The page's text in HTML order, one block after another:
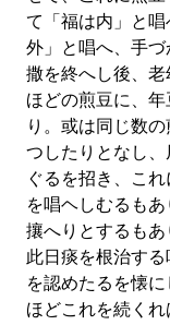
て「福は内」と
外」と唱へ、手
撒を終へし後、
ほどの煎豆に、
り。或は同じ数
つしたりとなし
ぐるを招き、こ
を唱ヘしむるも
攘へりとするも
此日痰を根治す
を認めたるを懐
ほどこれを続く